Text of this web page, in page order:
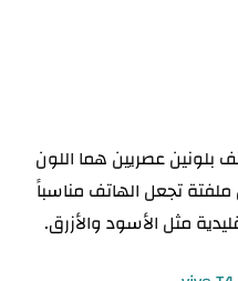
بلونين عصريين هما اللون
ملفتة تجعل الهاتف مناسباً
مثل الأسود والأزرق.